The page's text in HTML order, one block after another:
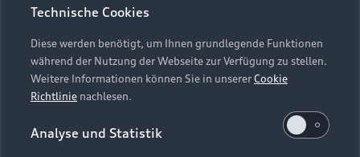
Online-Terminvereinbarung
Servicekontakt
Investor Relations
Presse & Media Center
Datenschutz
Audi erleben
Newsletter
Impressum Rechtliches
Hinweisgebersystem
Datenschutzinformation
Cookie-Einstellungen
Cookie-Richtlinie
Barrierefreiheit
Technische Cookies
Diese werden benötigt, um Ihnen grundlegende Funktionen
während der Nutzung der Webseite zur Verfügung zu stellen.
Weitere Informationen können Sie in unsererCookie
Richtlinie nachlesen.
Analyse und Statistik